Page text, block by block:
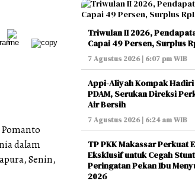
dalam
Senin,
Triwulan II 2026,
Capai 49 Persen, Surplus
7 Agustus 2026 | 6:07 pm WIB
Appi-Aliyah Kompak Hadiri
PDAM, Serukan Direksi
Air Bersih
7 Agustus 2026 | 6:24 am WIB
TP PKK Makassar Perkuat
Eksklusif untuk Cegah
Peringatan Pekan Ibu
2026